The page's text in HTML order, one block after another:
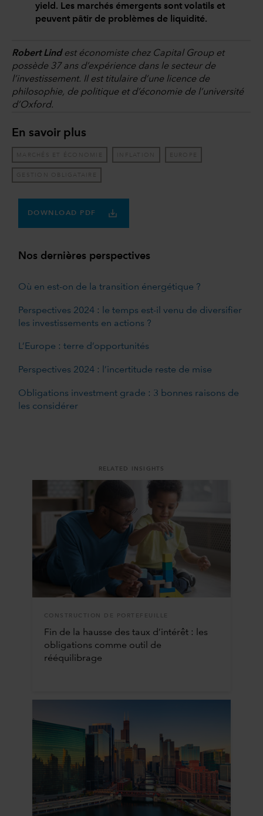
yield. Les marchés émergents sont volatils et
peuvent pâtir de problèmes de liquidité.
Robert Lindest économiste chez Capital Group et
possède 37 ans d’expérience dans le secteur de
l’investissement. Il est titulaire d’une licence de
philosophie, de politique et d’économie de l’université
d’Oxford.
En savoir plus
MARCHÉS ET ÉCONOMIE INFLATION EUROPE
GESTION OBLIGATAIRE
DOWNLOAD PDF
Nos dernières perspectives
Où en est-on de la transition énergétique ?
Perspectives 2024 : le temps est-il venu de diversifier
les investissements en actions ?
L’Europe : terre d’opportunités
Perspectives 2024 : l’incertitude reste de mise
Obligations investment grade : 3 bonnes raisons de
les considérer
RELATED INSIGHTS
CONSTRUCTION DE PORTEFEUILLE
Fin de la hausse des taux d’intérêt : les
obligations comme outil de
rééquilibrage